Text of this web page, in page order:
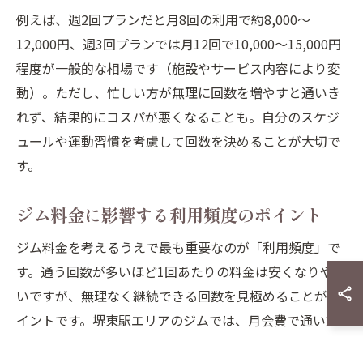
例えば、週2回プランだと月8回の利用で約8,000〜
12,000円、週3回プランでは月12回で10,000〜15,000円
程度が一般的な相場です（施設やサービス内容により変
動）。ただし、忙しい方が無理に回数を増やすと通いき
れず、結果的にコスパが悪くなることも。自分のスケジ
ュールや運動習慣を考慮して回数を決めることが大切で
す。
ジム料金に影響する利用頻度のポイント
ジム料金を考えるうえで最も重要なのが「利用頻度」で
す。通う回数が多いほど1回あたりの料金は安くなりやす
いですが、無理なく継続できる回数を見極めることがポ
イントです。堺東駅エリアのジムでは、月会費で通い放